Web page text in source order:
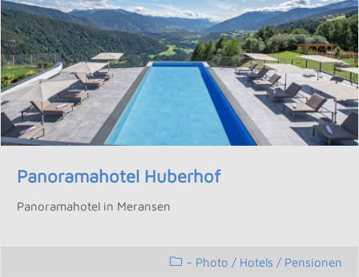
Panoramahotel Huberhof
Panoramahotel in Meransen
- Photo / Hotels / Pensionen